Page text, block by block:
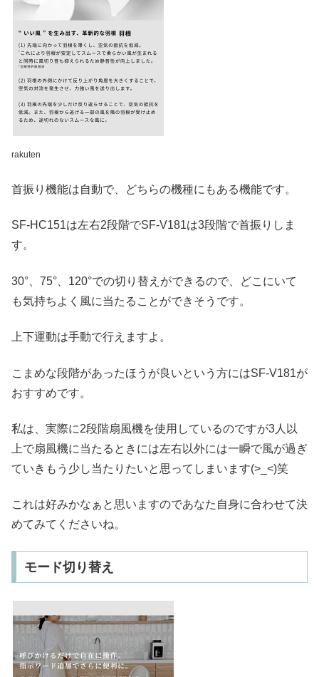
rakuten
首振り機能は自動で、どちらの機種にもある機能です。
SF-HC151は左右2段階でSF-V181は3段階で首振りしま
す。
30°、75°、120°での切り替えができるので、どこにいて
も気持ちよく風に当たることができそうです。
上下運動は手動で行えますよ。
こまめな段階があったほうが良いという方にはSF-V181が
おすすめです。
私は、実際に2段階扇風機を使用しているのですが3人以
上で扇風機に当たるときには左右以外には一瞬で風が過ぎ
ていきもう少し当たりたいと思ってしまいます(>_<)笑
これは好みかなぁと思いますのであなた自身に合わせて決
めてみてくださいね。
モード切り替え